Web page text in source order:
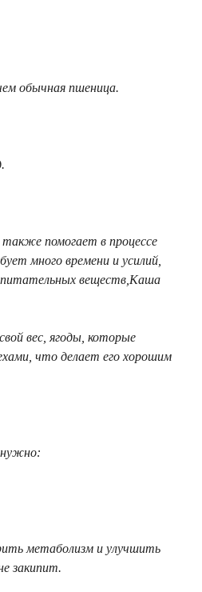
обычная пшеница.
помогает в процессе
много времени и усилий,
веществ,Каша
вес, ягоды, которые
что делает его хорошим
нужно:
метаболизм и улучшить
закипит.